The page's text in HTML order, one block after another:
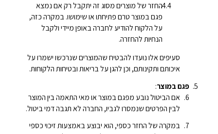
החזר של מוצרים מסוג זה יתקבל רק אם נמצא
פגם במוצר טרם פתיחתו או שימושו. במקרה כזה,
על הלקוח להודיע לחברה באופן מיידי ולקבל
הנחיות להחזרה.
סעיפים אלו נועדו להבטיח שהמוצרים שנרכשו ישמרו על
איכותם ותקינותם, וכן להגן על בריאות ובטיחות הלקוחות.
פגם במוצר:
אם הביטול נובע מפגם במוצר או מאי התאמה בין המוצר
לבין הפרטים שנמסרו לגביו, החברה לא תגבה דמי ביטול.
במקרה של החזר כספי, הוא יבוצע באמצעות זיכוי כספי